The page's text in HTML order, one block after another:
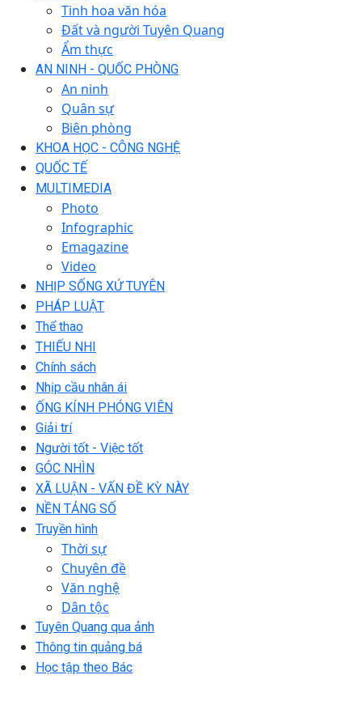
Tinh hoa văn hóa
Đất và người Tuyên Quang
Ẩm thực
AN NINH - QUỐC PHÒNG
An ninh
Quân sự
Biên phòng
KHOA HỌC - CÔNG NGHỆ
QUỐC TẾ
MULTIMEDIA
Photo
Infographic
Emagazine
Video
NHỊP SỐNG XỨ TUYÊN
PHÁP LUẬT
Thể thao
THIẾU NHI
Chính sách
Nhịp cầu nhân ái
ỐNG KÍNH PHÓNG VIÊN
Giải trí
Người tốt - Việc tốt
GÓC NHÌN
XÃ LUẬN - VẤN ĐỀ KỲ NÀY
NỀN TẢNG SỐ
Truyền hình
Thời sự
Chuyên đề
Văn nghệ
Dân tộc
Tuyên Quang qua ảnh
Thông tin quảng bá
Học tập theo Bác